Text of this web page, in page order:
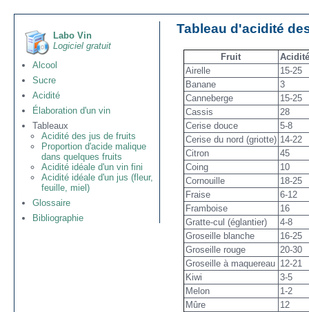
Labo Vin
Logiciel gratuit
Alcool
Sucre
Acidité
Élaboration d'un vin
Tableaux
Acidité des jus de fruits
Proportion d'acide malique
dans quelques fruits
Acidité idéale d'un vin fini
Acidité idéale d'un jus (fleur,
feuille, miel)
Glossaire
Bibliographie
Tableau d'acidité
Fruit
Airelle
15-25
Banane
3
Canneberge
15-25
Cassis
28
Cerise douce
5-8
Cerise du nord (griotte) 14-22
Citron
45
Coing
10
Cornouille
18-25
Fraise
6-12
Framboise
16
Gratte-cul (églantier)
4-8
Groseille blanche
16-25
Groseille rouge
20-30
Groseille à maquereau 12-21
Kiwi
3-5
Melon
1-2
Mûre
12